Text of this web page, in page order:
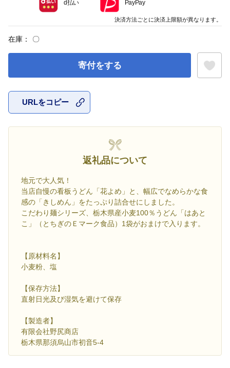
在庫： 〇
寄付をする
URLをコピー
返礼品について
地元で大人気！
当店自慢の看板うどん「花よめ」と、幅広でなめらかな食
感の「きしめん」をたっぷり詰合せにしました。
こだわり麺シリーズ、栃木県産小麦100％うどん「はあと
こ」（とちぎのＥマーク食品）1袋がおまけで入ります。
【原材料名】
小麦粉、塩
【保存方法】
直射日光及び湿気を避けて保存
【製造者】
有限会社野尻商店
栃木県那須烏山市初音5-4
d払い PayPay
決済方法ごとに決済上限額が異なります。